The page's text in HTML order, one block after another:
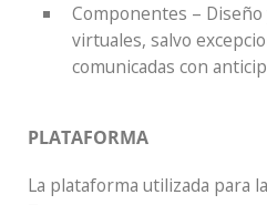
Componentes – Diseño
virtuales, salvo
comunicadas con
PLATAFORMA
La plataforma utilizada para